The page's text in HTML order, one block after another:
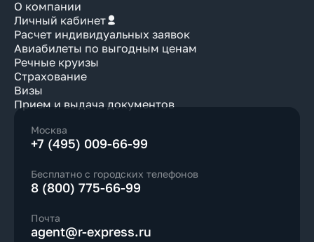
О компании
Личный кабинет
Расчет индивидуальных заявок
Авиабилеты по выгодным ценам
Речные круизы
Страхование
Визы
Прием и выдача документов
Москва
+7 (495) 009-66-99
Бесплатно с городских телефонов
8 (800) 775-66-99
Почта
agent@r-express.ru